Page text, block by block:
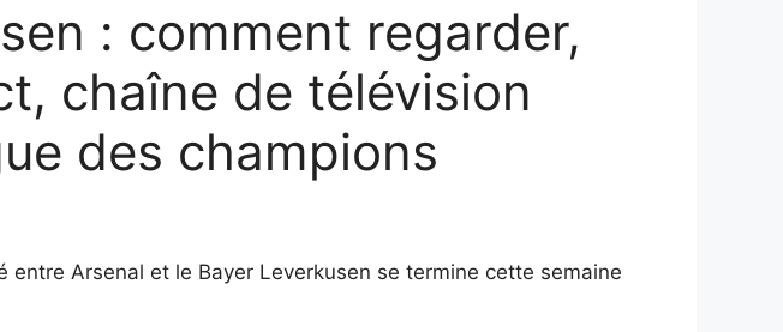
: comment regarder,
chaîne de télévision
des champions
Arsenal et le Bayer Leverkusen se termine cette semaine